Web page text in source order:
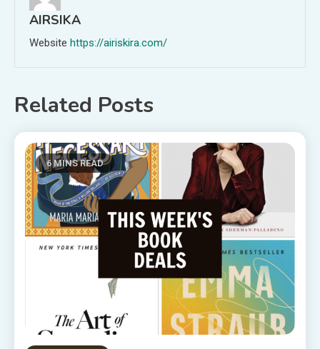
AIRSIKA
Website https://airiskira.com/
Related Posts
6 MINS READ